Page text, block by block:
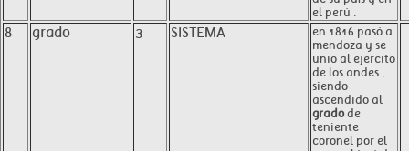
el perú .
8 grado 3 SISTEMA
en 1816 pasó a
mendoza y se
unió al ejército
de los andes ,
siendo
ascendido al
gradode
teniente
coronel por el